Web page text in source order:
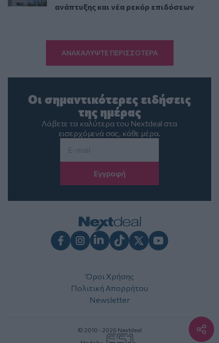
ανάπτυξης και νέα ρεκόρ επιδόσεων
ΑΝΑΚΑΛΥΨΤΕ ΠΕΡΙΣΣΟΤΕΡΑ
Οι σημαντικότερες ειδήσεις
της ημέρας
Λάβετε τα καλύτερα του Nextdeal στα
εισερχόμενά σας, κάθε μέρα.
Όροι Χρήσης
Πολιτική Απορρήτου
Newsletter
© 2010 - 2026 Nextdeal